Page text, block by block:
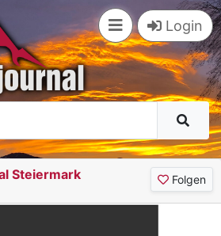
Login
Steiermark Folgen